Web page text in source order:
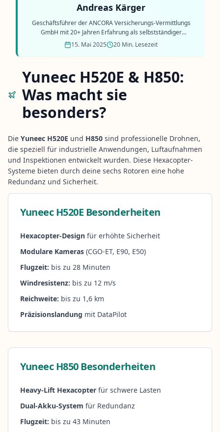
Andreas Kärger
Geschäftsführer der ANCORA Versicherungs-Vermittlungs
GmbH mit 20+ Jahren Erfahrung als selbstständiger
Versicherungsmakler.
15. Mai 2025 20 Min. Lesezeit
Yuneec H520E & H850:
Was macht sie
besonders?
Die Yuneec H520E und H850 sind professionelle Drohnen,
die speziell für industrielle Anwendungen, Luftaufnahmen
und Inspektionen entwickelt wurden. Diese Hexacopter-
Systeme bieten durch deine sechs Rotoren eine hohe
Redundanz und Sicherheit.
Yuneec H520E Besonderheiten
Hexacopter-Design für erhöhte Sicherheit
Modulare Kameras (CGO-ET, E90, E50)
Flugzeit: bis zu 28 Minuten
Windresistenz: bis zu 12 m/s
Reichweite: bis zu 1,6 km
Präzisionslandung mit DataPilot
Yuneec H850 Besonderheiten
Heavy-Lift Hexacopter für schwere Lasten
Dual-Akku-System für Redundanz
Flugzeit: bis zu 43 Minuten